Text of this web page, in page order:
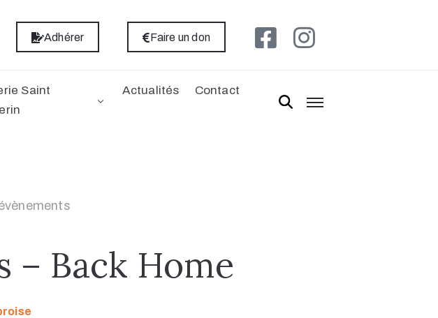
Adhérer Faire un don
Saint
Actualités Contact
– Back Home